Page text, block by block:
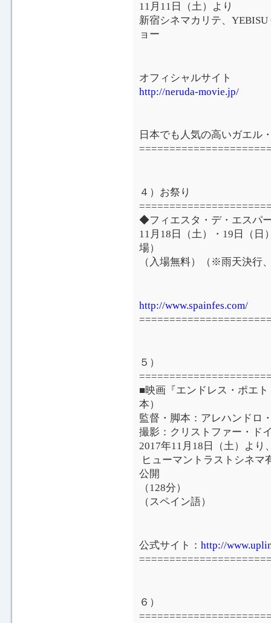
11月11日（土）より
新宿シネマカリテ、
ョー
オフィシャルサイト
http://neruda-movie.jp/
日本でも人気の高いガエル
４）お祭り
◆フィエスタ・デ・エスパ
11月18日（土）・19日（日
場）
（入場無料）（※雨天決行
http://www.spainfes.com/
５）
■映画『エンドレス・ポエ
本）
監督・脚本：アレハンドロ
撮影：クリストファー・ド
2017年11月18日（土）より
ヒューマントラストシネマ
公開
（128分）
（スペイン語）
公式サイト： http://
６）